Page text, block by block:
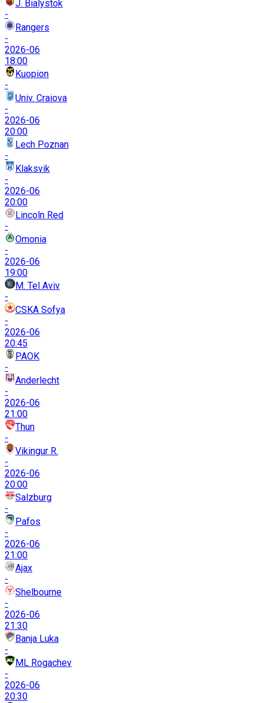
J. Bialystok
-
Rangers
-
2026-06
18:00
Kuopion
-
Univ. Craiova
-
2026-06
20:00
Lech Poznan
-
Klaksvik
-
2026-06
20:00
Lincoln Red
-
Omonia
-
2026-06
19:00
M. Tel Aviv
-
CSKA Sofya
-
2026-06
20:45
PAOK
-
Anderlecht
-
2026-06
21:00
Thun
-
Vikingur R.
-
2026-06
20:00
Salzburg
-
Pafos
-
2026-06
21:00
Ajax
-
Shelbourne
-
2026-06
21:30
Banja Luka
-
ML Rogachev
-
2026-06
20:30